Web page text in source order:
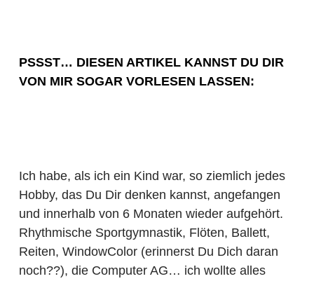
PSSST… DIESEN ARTIKEL KANNST DU DIR
VON MIR SOGAR VORLESEN LASSEN:
Ich habe, als ich ein Kind war, so ziemlich jedes
Hobby, das Du Dir denken kannst, angefangen
und innerhalb von 6 Monaten wieder aufgehört.
Rhythmische Sportgymnastik, Flöten, Ballett,
Reiten, WindowColor (erinnerst Du Dich daran
noch??), die Computer AG… ich wollte alles